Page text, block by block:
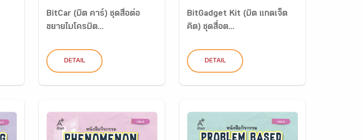
BitCar (บิต คาร์) ชุดสื่อต่อ
ขยายไมโครบิต...
DETAIL
BitGadget Kit (บิต แกดเจ็ต
คิต) ชุดสื่อต...
DETAIL